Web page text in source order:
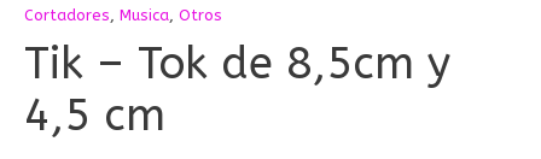
Cortadores, Musica, Otros
Tik – Tok de 8,5cm y
4,5 cm